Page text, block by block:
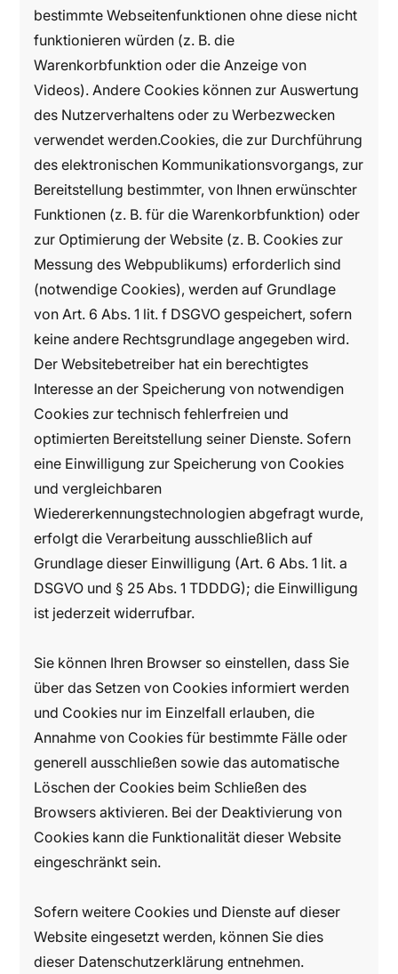
bestimmte Webseitenfunktionen ohne diese nicht
funktionieren würden (z. B. die
Warenkorbfunktion oder die Anzeige von
Videos). Andere Cookies können zur Auswertung
des Nutzerverhaltens oder zu Werbezwecken
verwendet werden.Cookies, die zur Durchführung
des elektronischen Kommunikationsvorgangs, zur
Bereitstellung bestimmter, von Ihnen erwünschter
Funktionen (z. B. für die Warenkorbfunktion) oder
zur Optimierung der Website (z. B. Cookies zur
Messung des Webpublikums) erforderlich sind
(notwendige Cookies), werden auf Grundlage
von Art. 6 Abs. 1 lit. f DSGVO gespeichert, sofern
keine andere Rechtsgrundlage angegeben wird.
Der Websitebetreiber hat ein berechtigtes
Interesse an der Speicherung von notwendigen
Cookies zur technisch fehlerfreien und
optimierten Bereitstellung seiner Dienste. Sofern
eine Einwilligung zur Speicherung von Cookies
und vergleichbaren
Wiedererkennungstechnologien abgefragt wurde,
erfolgt die Verarbeitung ausschließlich auf
Grundlage dieser Einwilligung (Art. 6 Abs. 1 lit. a
DSGVO und § 25 Abs. 1 TDDDG); die Einwilligung
ist jederzeit widerrufbar.
Sie können Ihren Browser so einstellen, dass Sie
über das Setzen von Cookies informiert werden
und Cookies nur im Einzelfall erlauben, die
Annahme von Cookies für bestimmte Fälle oder
generell ausschließen sowie das automatische
Löschen der Cookies beim Schließen des
Browsers aktivieren. Bei der Deaktivierung von
Cookies kann die Funktionalität dieser Website
eingeschränkt sein.
Sofern weitere Cookies und Dienste auf dieser
Website eingesetzt werden, können Sie dies
dieser Datenschutzerklärung entnehmen.